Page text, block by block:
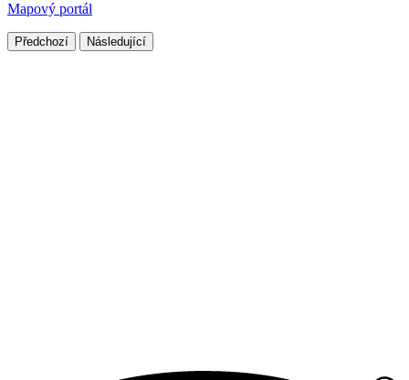
Mapový portál
Předchozí Následující